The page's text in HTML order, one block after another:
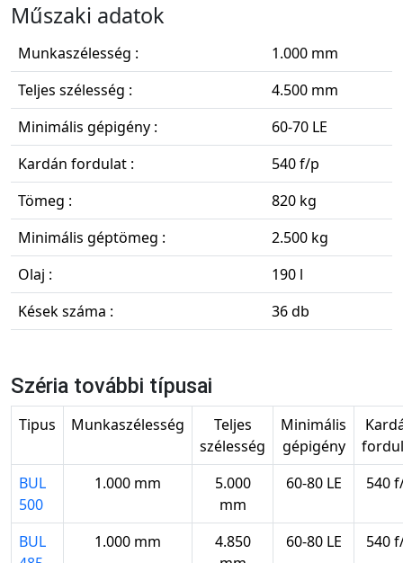
Műszaki adatok
Munkaszélesség :
1.000 mm
Teljes szélesség :
4.500 mm
Minimális gépigény :
60-70 LE
Kardán fordulat :
540 f/p
Tömeg :
820 kg
Minimális géptömeg :
2.500 kg
Olaj :
190 l
Kések száma :
36 db
Széria további típusai
Tipus Munkaszélesség
Teljes
szélesség
Minimális
gépigény
BUL
500
1.000 mm
5.000
mm
60-80 LE 540
BUL
1.000 mm
4.850
60-80 LE 540